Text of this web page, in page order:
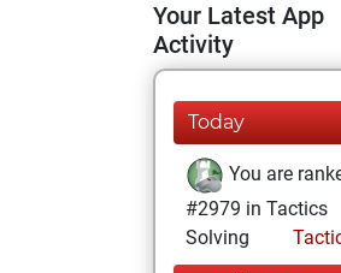
Your Latest App
Activity
Today
You are
#2979 in Tactics
Solving